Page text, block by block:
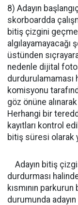
8) Adayın
skorboardda
bitiş çizgini
algılayamayacağı
üstünden
nedenle dijital
durdurulamaması
komisyonu
göz önüne
Herhangi bir
kayıtları kontrol
bitiş süresi olarak
Adayın bitiş
durdurması
kısmının
durumunda